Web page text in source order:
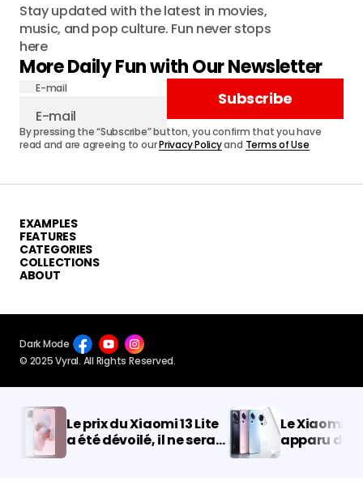
Stay updated with the latest in movies,
music, and pop culture. Fun never stops
here
More Daily Fun with Our Newsletter
E-mail
Subscribe
By pressing the “Subscribe” button, you confirm that you have
read and are agreeing to ourPrivacy Policyand Terms of Use
EXAMPLES
FEATURES
CATEGORIES
COLLECTIONS
ABOUT
© 2025 Vyral. All Rights Reserved.
Dark Mode
Le prix du Xiaomi 13 Lite
a été dévoilé, il ne sera
pas bon marché.
Le Xiaomi 13
apparu dans
données IMEI :